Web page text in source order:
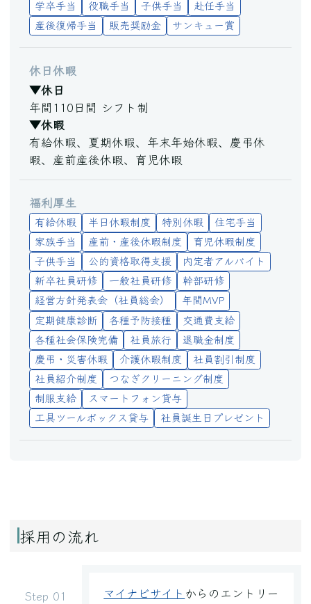
学卒手当
役職手当 子供手当
赴任手当
産後復帰手当
販売奨励金 サンキュー賞
休日休暇
▼休日
年間110日間 シフト制
▼休暇
有給休暇、夏期休暇、年末年始休暇、慶弔休
暇、産前産後休暇、育児休暇
福利厚生
有給休暇 半日休暇制度 特別休暇
住宅手当
家族手当
産前・産後休暇制度
育児休暇制度
子供手当
公的資格取得支援
内定者アルバイト
新卒社員研修
一般社員研修
幹部研修
経営方針発表会（社員総会）
年間MVP
定期健康診断
各種予防接種
交通費支給
各種社会保険完備
社員旅行
退職金制度
慶弔・災害休暇
介護休暇制度
社員割引制度
社員紹介制度
つなぎクリーニング制度
制服支給
スマートフォン貸与
工具ツールボックス貸与
社員誕生日プレゼント
採用の流れ
マイナビサイト からのエントリー